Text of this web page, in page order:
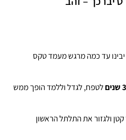
עד כמה מרגש מעמד טקס
3 שנים
לטפח, לגדל וללמד הופך ממש
ולגזור את התלתל הראשון